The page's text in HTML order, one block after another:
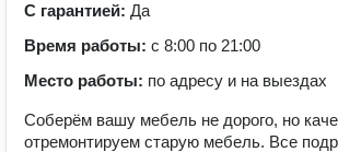
С гарантией: Да
Время работы: с 8:00 по 21:00
Место работы: по адресу и на выездах
Соберём вашу мебель не дорого, но
отремонтируем старую мебель. Все